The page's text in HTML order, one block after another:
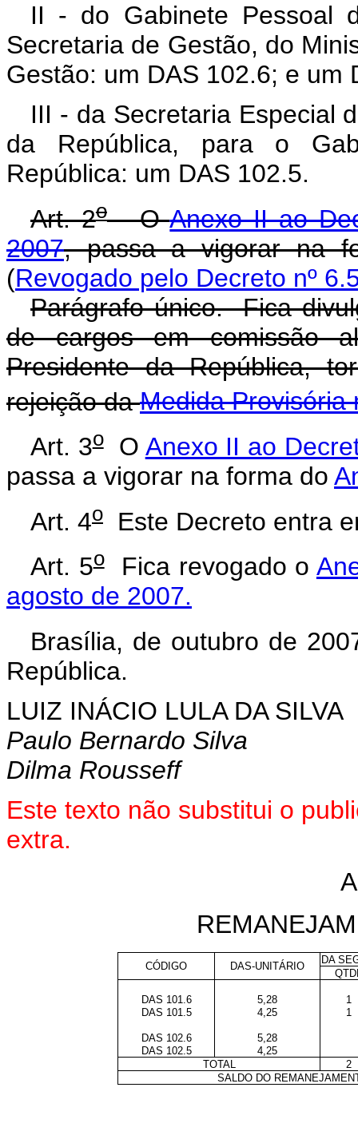
II - do Gabinete Pessoal
Secretaria de Gestão, do
Gestão: um DAS 102.6; e um
III - da Secretaria Especial
da República, para o
República: um DAS 102.5.
Art. 2oOAnexo II ao
2007, passa a vigorar na
(Revogado pelo Decreto nº
Parágrafo único. Fica
de cargos em comissão
Presidente da República,
rejeição daMedida Provisória
Art. 3oO Anexo II ao
passa a vigorar na forma do
Art. 4o Este Decreto entra
Art. 5oFica revogado o
agosto de 2007.
Brasília, de outubro de
República.
LUIZ INÁCIO LULA DA SILVA
Paulo Bernardo Silva
Dilma Rousseff
Este texto não substitui o
extra.
CÓDIGO DAS-UNITÁRIO
DA
DAS 101.6 5,28
1
DAS 101.5
4,25 1
DAS 102.6
5,28
DAS 102.5
4,25
TOTAL
2
SALDO DO